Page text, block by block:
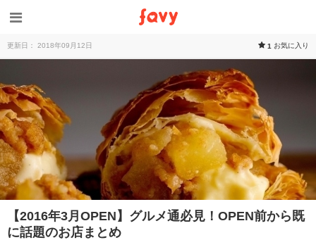
更新日： 2018年09月12日 1 お気に入り
【2016年3月OPEN】グルメ通必見！OPEN前から既
に話題のお店まとめ